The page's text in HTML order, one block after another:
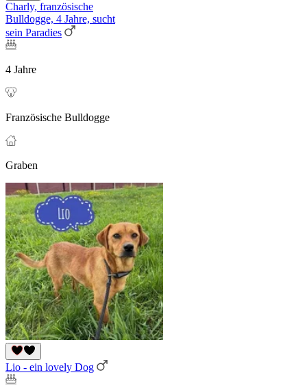
Charly, französische
Bulldogge, 4 Jahre, sucht
sein Paradies
4 Jahre
Französische Bulldogge
Graben
Lio - ein lovely Dog